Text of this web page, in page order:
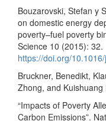
Bouzarovski, Stefan y
on domestic energy
poverty–fuel poverty
Science 10 (2015): 32.
https://doi.org/
Bruckner, Benedikt,
Zhong, and Kuishuang
“Impacts of Poverty
Carbon Emissions”.